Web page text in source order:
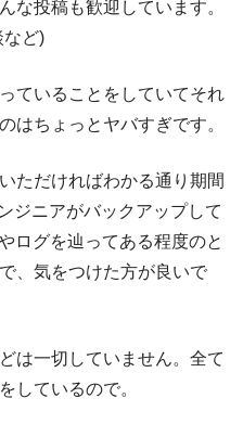
な投稿も歓迎しています。
など)
ていることをしていてそれ
はちょっとヤバすぎです。
ただければわかる通り期間
ジニアがバックアップして
ログを辿ってある程度のと
、気をつけた方が良いで
は一切していません。全て
しているので。